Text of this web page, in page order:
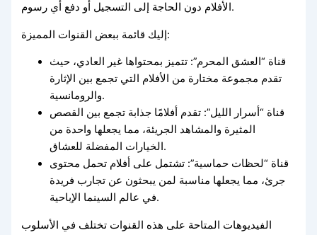
الأفلام دون الحاجة إلى التسجيل أو دفع أي رسوم.
إليك قائمة ببعض القنوات المميزة:
قناة “العشق المحرم”: تتميز بمحتواها غير العادي، حيث
تقدم مجموعة مختارة من الأفلام التي تجمع بين الإثارة
والرومانسية.
قناة “أسرار الليل”: تقدم أفلامًا جذابة تجمع بين القصص
المثيرة والمشاهد الجريئة، مما يجعلها واحدة من
الخيارات المفضلة للعشاق.
قناة “لحظات حماسية”: تشتمل على أفلام تحمل محتوى
جرئ، مما يجعلها مناسبة لمن يبحثون عن تجارب فريدة
في عالم السينما الإباحية.
الفيديوهات المتاحة على هذه القنوات تختلف في الأسلوب